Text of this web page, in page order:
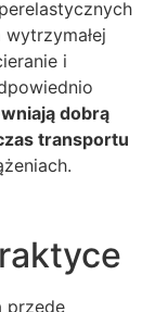
i
dobrą
transportu
przede